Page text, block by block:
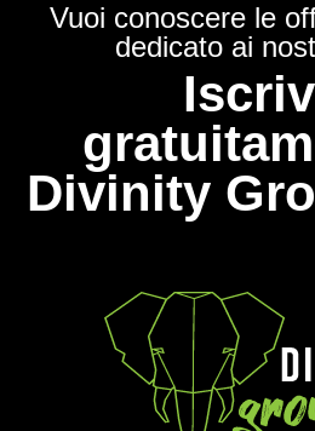
Vuoi conoscere le
dedicato ai
Divinity